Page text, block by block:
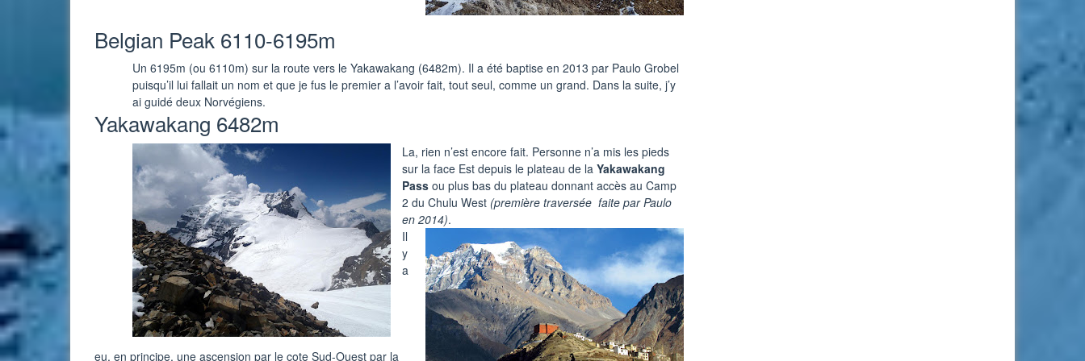
Belgian Peak 6110-6195m
Un 6195m (ou 6110m) sur la route vers le Yakawakang (6482m). Il a été baptise en 2013 par Paulo Grobel
puisqu’il lui fallait un nom et que je fus le premier a l’avoir fait, tout seul, comme un grand. Dans la suite, j’y
ai guidé deux Norvégiens.
Yakawakang 6482m
La, rien n’est encore fait. Personne n’a mis les pieds
sur la face Est depuis le plateau de laYakawakang
Pass ou plus bas du plateau donnant accès au Camp
2 du Chulu West (première traversée faite par Paulo
en 2014).
Il
y
a
eu, en principe, une ascension par le cote Sud-Ouest par la